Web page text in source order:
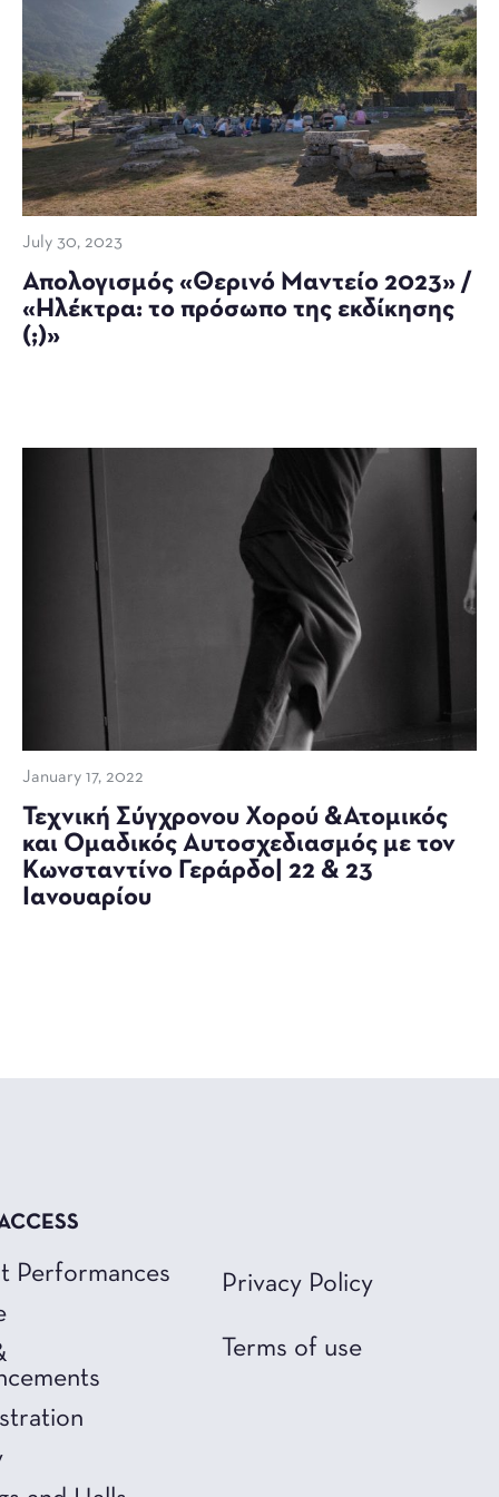
July 30, 2023
Απολογισμός «Θερινό Μαντείο 2023» /
«Ηλέκτρα: το πρόσωπο της εκδίκησης
(;)»
January 17, 2022
Τεχνική Σύγχρονου Χορού &Ατομικός
και Ομαδικός Αυτοσχεδιασμός με τον
Κωνσταντίνο Γεράρδο| 22 & 23
Ιανουαρίου
Performances
Privacy Policy
Terms of use